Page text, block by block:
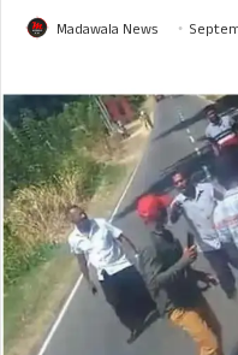
Madawala News